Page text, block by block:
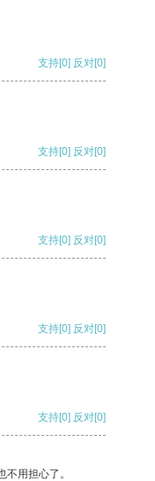
支持[0] 反对[0]
支持[0] 反对[0]
支持[0] 反对[0]
支持[0] 反对[0]
支持[0] 反对[0]
用担心了。